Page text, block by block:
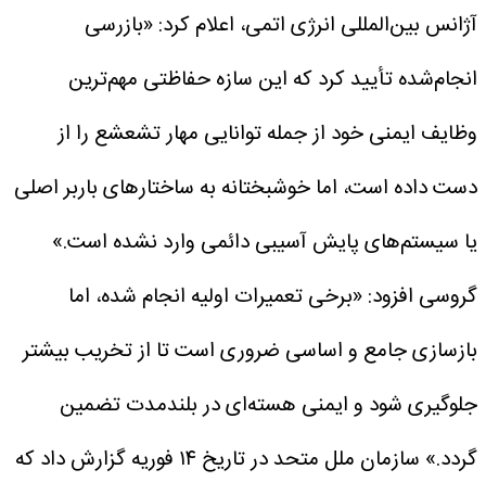
آژانس بین‌المللی انرژی اتمی، اعلام کرد: «بازرسی
انجام‌شده تأیید کرد که این سازه حفاظتی مهم‌ترین
وظایف ایمنی خود از جمله توانایی مهار تشعشع را از
دست داده است، اما خوشبختانه به ساختارهای باربر اصلی
یا سیستم‌های پایش آسیبی دائمی وارد نشده است.»
گروسی افزود: «برخی تعمیرات اولیه انجام شده، اما
بازسازی جامع و اساسی ضروری است تا از تخریب بیشتر
جلوگیری شود و ایمنی هسته‌ای در بلندمدت تضمین
گردد.»
سازمان ملل متحد در تاریخ ۱۴ فوریه گزارش داد که